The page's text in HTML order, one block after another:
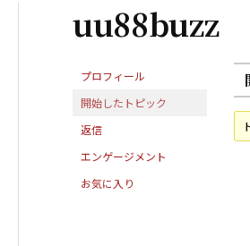
uu88buzz
プロフィール
開始したトピック
返信
エンゲージメント
お気に入り